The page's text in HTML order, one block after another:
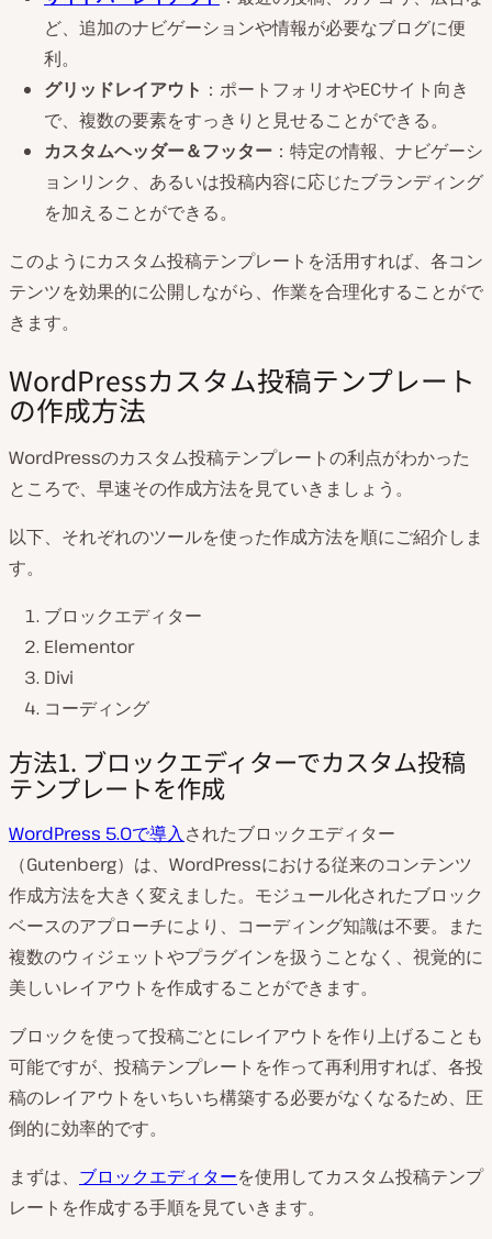
ど、追加のナビゲーションや情報が必要なブログに便
利。
グリッドレイアウト ：ポートフォリオやECサイト向き
で、複数の要素をすっきりと見せることができる。
カスタムヘッダー＆フッター ：特定の情報、ナビゲーシ
ョンリンク、あるいは投稿内容に応じたブランディング
を加えることができる。
このようにカスタム投稿テンプレートを活用すれば、各コン
テンツを効果的に公開しながら、作業を合理化することがで
きます。
WordPressカスタム投稿テンプレート
の作成方法
WordPressのカスタム投稿テンプレートの利点がわかった
ところで、早速その作成方法を見ていきましょう。
以下、それぞれのツールを使った作成方法を順にご紹介しま
す。
ブロックエディター
Elementor
Divi
コーディング
方法1. ブロックエディターでカスタム投稿
テンプレートを作成
WordPress 5.0で導入されたブロックエディター
（Gutenberg）は、WordPressにおける従来のコンテンツ
作成方法を大きく変えました。モジュール化されたブロック
ベースのアプローチにより、コーディング知識は不要。また
複数のウィジェットやプラグインを扱うことなく、視覚的に
美しいレイアウトを作成することができます。
ブロックを使って投稿ごとにレイアウトを作り上げることも
可能ですが、投稿テンプレートを作って再利用すれば、各投
稿のレイアウトをいちいち構築する必要がなくなるため、圧
倒的に効率的です。
まずは、 ブロックエディターを使用してカスタム投稿テンプ
レートを作成する手順を見ていきます。